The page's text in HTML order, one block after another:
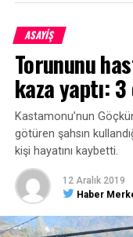
ASAYİŞ
Torununu
kaza yaptı:
Kastamonu’nun
götüren şahsın
kişi hayatını kaybetti.
12 Aralık 2019
Haber